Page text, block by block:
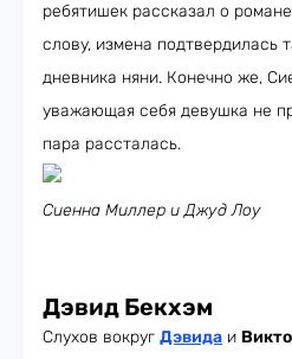
ребятишек рассказал о
слову, измена подтвердилась
дневника няни. Конечно же,
уважающая себя девушка не
пара рассталась.
Сиенна Миллер и Джуд Лоу
Дэвид Бекхэм
Слухов вокруг Дэвида и